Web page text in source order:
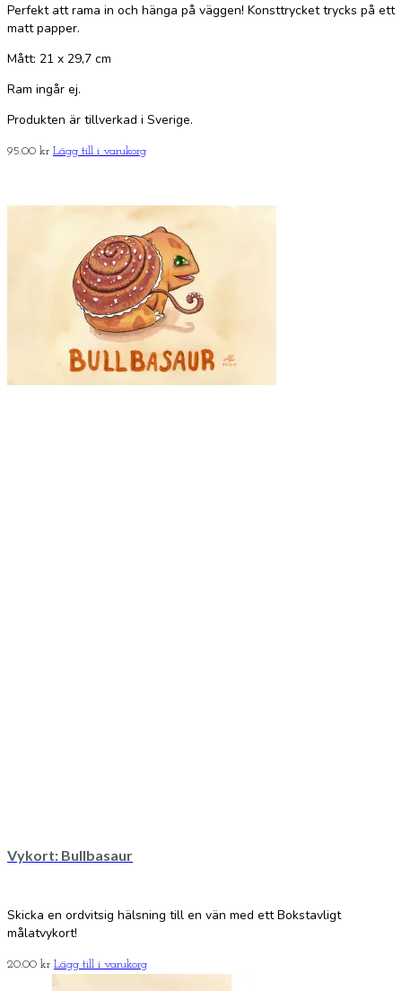
Perfekt att rama in och hänga på väggen! Konsttrycket trycks på ett
matt papper.
Mått: 21 x 29,7 cm
Ram ingår ej.
Produkten är tillverkad i Sverige.
95.00 kr Lägg till i varukorg
Vykort: Bullbasaur
Skicka en ordvitsig hälsning till en vän med ett Bokstavligt
målatvykort!
20.00 kr Lägg till i varukorg